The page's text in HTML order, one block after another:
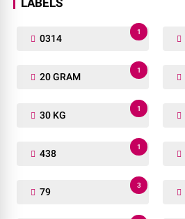
LABELS
0314
1
20 GRAM
1
30 KG
1
438
1
79
3